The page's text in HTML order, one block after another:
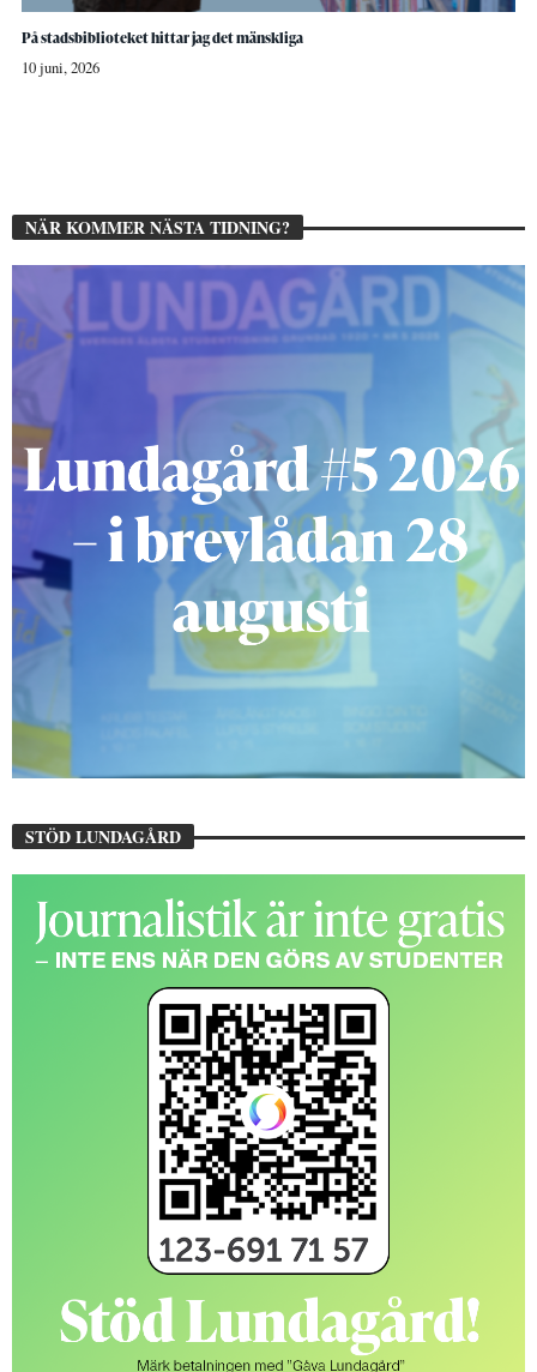
På stadsbiblioteket hittar jag det mänskliga
10 juni, 2026
NÄR KOMMER NÄSTA TIDNING?
STÖD LUNDAGÅRD